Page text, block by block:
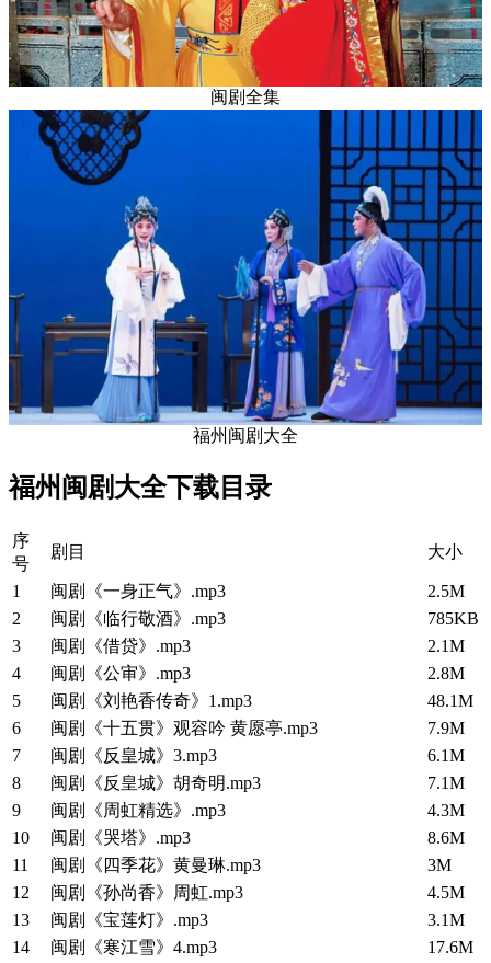
闽剧全集
福州闽剧大全
福州闽剧大全下载目录
序
号
剧目 大小
1 闽剧《一身正气》.mp3
2.5M
2
闽剧《临行敬酒》.mp3
785KB
3
闽剧《借贷》.mp3
2.1M
4
闽剧《公审》.mp3
2.8M
5
闽剧《刘艳香传奇》1.mp3
48.1M
6
闽剧《十五贯》观容吟 黄愿亭.mp3
7.9M
7
闽剧《反皇城》3.mp3
6.1M
8
闽剧《反皇城》胡奇明.mp3
7.1M
9
闽剧《周虹精选》.mp3
4.3M
10
闽剧《哭塔》.mp3
8.6M
11
闽剧《四季花》黄曼琳.mp3
3M
12
闽剧《孙尚香》周虹.mp3
4.5M
13
闽剧《宝莲灯》.mp3
3.1M
14
闽剧《寒江雪》4.mp3
17.6M